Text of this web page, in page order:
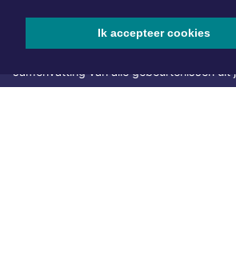
Ik accepteer cookies
NIEUWSBRIEF AANMELDEN
Schrijf je in voor onze nieuwsbrief en
samenvatting van alle gebeurtenissen uit